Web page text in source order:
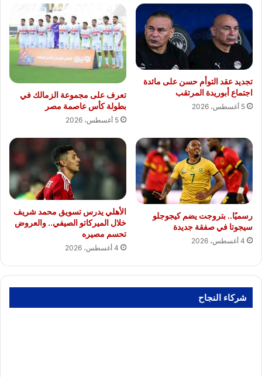
تجديد عقد التوأم حسن على مائدة
اجتماع أبوريدة المرتقب
5 أغسطس، 2026
تعرف على مجموعة الزمالك في
بطولة كأس عاصمة مصر
5 أغسطس، 2026
رسميًا.. بتروجت يضم كيجوجلو
سيجوتا في صفقة جديدة
4 أغسطس، 2026
الأهلي يدرس تسويق محمد شريف
خلال الميركاتو الصيفي.. والعروض
تحسم مصيره
4 أغسطس، 2026
شركاء النجاح